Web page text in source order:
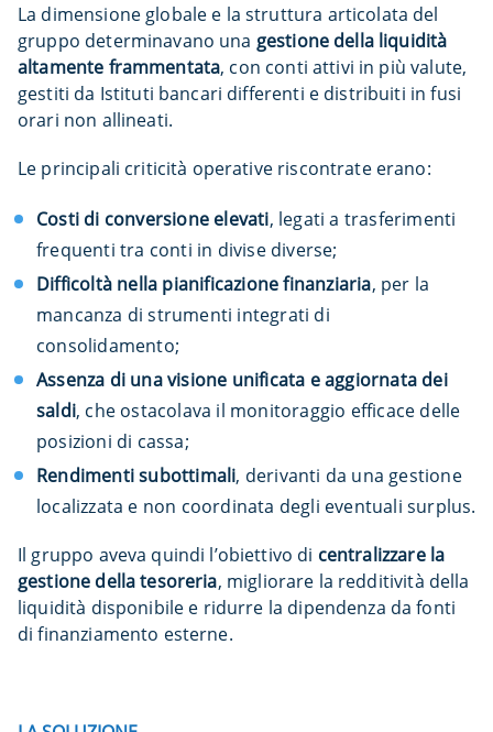
La dimensione globale e la struttura articolata del
gruppo determinavano una gestione della liquidità
altamente frammentata, con conti attivi in più valute,
gestiti da Istituti bancari differenti e distribuiti in fusi
orari non allineati.
Le principali criticità operative riscontrate erano:
Costi di conversione elevati, legati a trasferimenti
frequenti tra conti in divise diverse;
Difficoltà nella pianificazione finanziaria, per la
mancanza di strumenti integrati di
consolidamento;
Assenza di una visione unificata e aggiornata dei
saldi, che ostacolava il monitoraggio efficace delle
posizioni di cassa;
Rendimenti subottimali, derivanti da una gestione
localizzata e non coordinata degli eventuali surplus.
Il gruppo aveva quindi l’obiettivo di centralizzare la
gestione della tesoreria, migliorare la redditività della
liquidità disponibile e ridurre la dipendenza da fonti
di finanziamento esterne.